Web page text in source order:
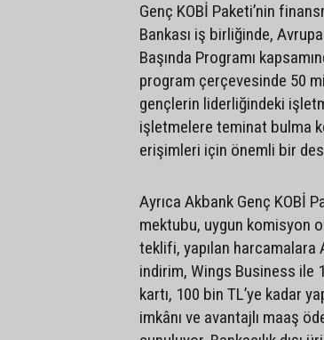
Genç KOBİ Paketi’nin
Bankası iş birliğinde,
Başında Programı
program çerçevesinde 50
gençlerin liderliğindeki
işletmelere teminat bulma
erişimleri için önemli bir
Ayrıca Akbank Genç KOBİ
mektubu, uygun komisyon
teklifi, yapılan harcamalara
indirim, Wings Business ile
kartı, 100 bin TL’ye kadar
imkânı ve avantajlı maaş